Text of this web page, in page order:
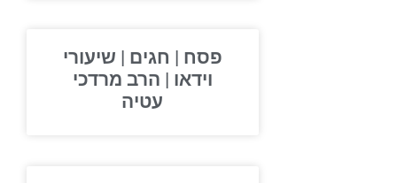
פסח | חגים | שיעורי
וידאו | הרב מרדכי
עטיה